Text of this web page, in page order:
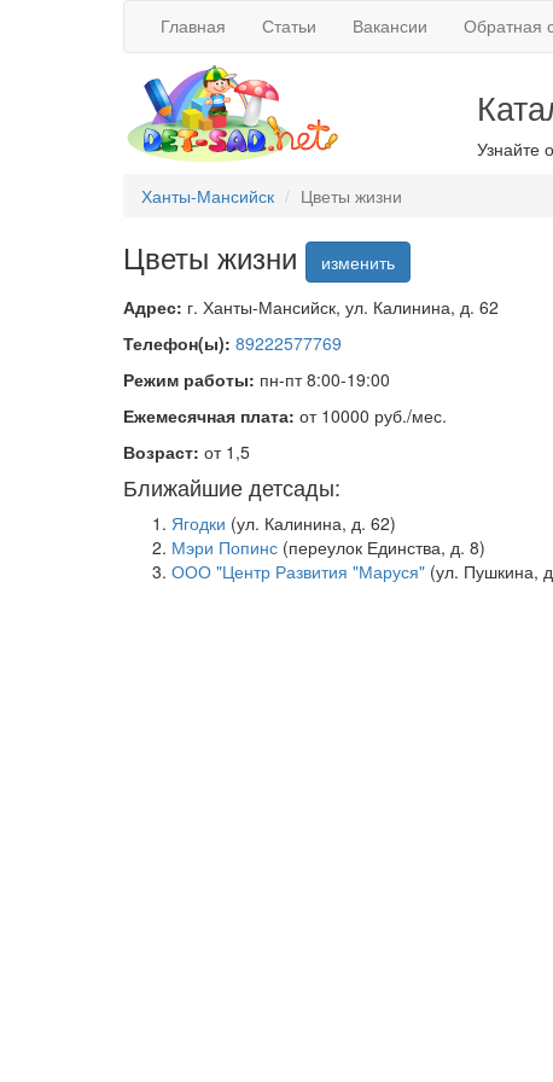
Главная Статьи Вакансии Обратная
Узнайте
Ханты-Мансийск
Цветы жизни
Цветы жизни
изменить
Адрес: г. Ханты-Мансийск, ул. Калинина, д. 62
Телефон(ы): 89222577769
Режим работы: пн-пт 8:00-19:00
Ежемесячная плата: от 10000 руб./мес.
Возраст: от 1,5
Ближайшие детсады:
Ягодки (ул. Калинина, д. 62)
Мэри Попинс (переулок Единства, д. 8)
ООО "Центр Развития "Маруся" (ул. Пушкина,